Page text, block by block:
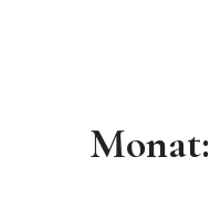
Monat: